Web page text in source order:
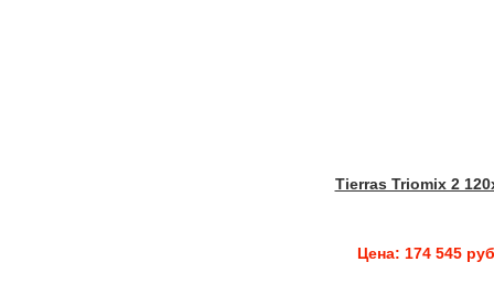
Tierras Triomix 2
Цена: 174 545